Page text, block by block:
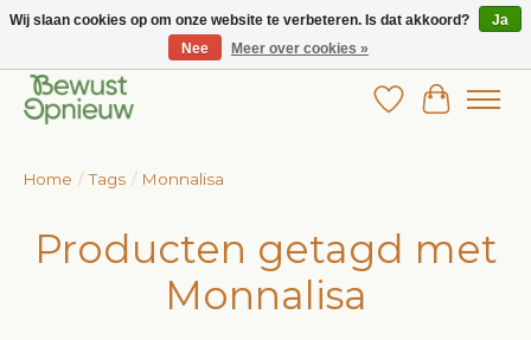
Wij bieden het grootste aanbod in betaalbare kinderkleding!
Verlanglijst
Home / Tags / Monnalisa
Producten getagd met
Monnalisa
Wij slaan cookies op om onze website te verbeteren. Is dat akkoord?
Ja
Nee
Meer over cookies »